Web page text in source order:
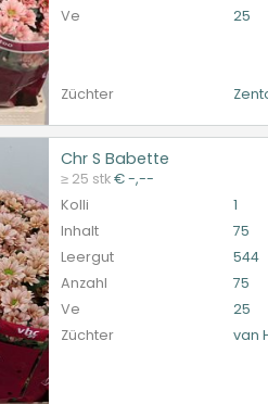
Ve
25
Züchter
Chr S Babette
≥ 25 stk€ -,--
Kolli
1
Inhalt
75
Leergut
544
Anzahl
75
Ve
25
Züchter
van
te kunnen kopen.